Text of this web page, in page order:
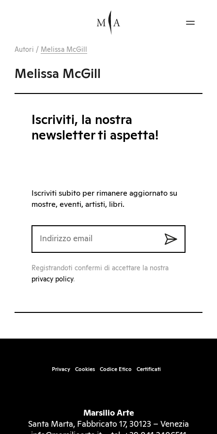
Autori / Melissa McGill
Melissa McGill
Iscriviti, la nostra
newsletter ti aspetta!
Iscriviti subito per rimanere aggiornato su
mostre, eventi, artisti, libri.
Registrandoti confermi di accettare la nostra
privacy policy.
Privacy Cookies Codice Etico Certificati
Marsilio Arte
Santa Marta, Fabbricato 17, 30123 – Venezia